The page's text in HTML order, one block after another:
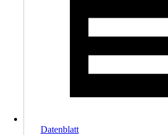
Datenblatt